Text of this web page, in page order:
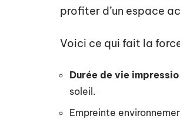
profiter d’un espace
Voici ce qui fait la
Durée de vie
soleil.
Empreinte